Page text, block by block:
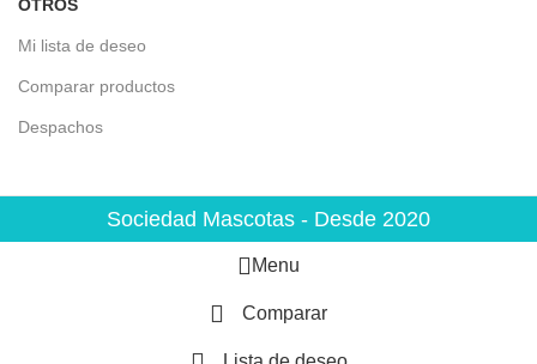
OTROS
Mi lista de deseo
Comparar productos
Despachos
Sociedad Mascotas - Desde 2020
Menu
Comparar